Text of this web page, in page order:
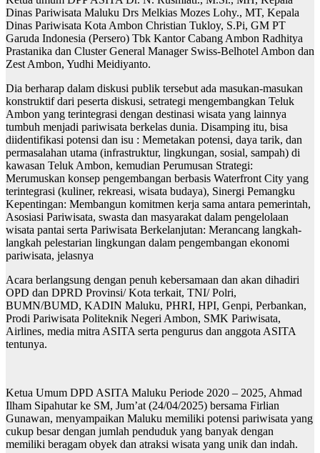
Dinas Pariwisata Maluku Drs Melkias Mozes Lohy., MT, Kepala
Dinas Pariwisata Kota Ambon Christian Tukloy, S.Pi, GM PT
Garuda Indonesia (Persero) Tbk Kantor Cabang Ambon Radhitya
Prastanika dan Cluster General Manager Swiss-Belhotel Ambon dan
Zest Ambon, Yudhi Meidiyanto.
Dia berharap dalam diskusi publik tersebut ada masukan-masukan
konstruktif dari peserta diskusi, setrategi mengembangkan Teluk
Ambon yang terintegrasi dengan destinasi wisata yang lainnya
tumbuh menjadi pariwisata berkelas dunia. Disamping itu, bisa
diidentifikasi potensi dan isu : Memetakan potensi, daya tarik, dan
permasalahan utama (infrastruktur, lingkungan, sosial, sampah) di
kawasan Teluk Ambon, kemudian Perumusan Strategi:
Merumuskan konsep pengembangan berbasis Waterfront City yang
terintegrasi (kuliner, rekreasi, wisata budaya), Sinergi Pemangku
Kepentingan: Membangun komitmen kerja sama antara pemerintah,
Asosiasi Pariwisata, swasta dan masyarakat dalam pengelolaan
wisata pantai serta Pariwisata Berkelanjutan: Merancang langkah-
langkah pelestarian lingkungan dalam pengembangan ekonomi
pariwisata, jelasnya
Acara berlangsung dengan penuh kebersamaan dan akan dihadiri
OPD dan DPRD Provinsi/ Kota terkait, TNI/ Polri,
BUMN/BUMD, KADIN Maluku, PHRI, HPI, Genpi, Perbankan,
Prodi Pariwisata Politeknik Negeri Ambon, SMK Pariwisata,
Airlines, media mitra ASITA serta pengurus dan anggota ASITA
tentunya.
Ketua Umum DPD ASITA Maluku Periode 2020 – 2025, Ahmad
Ilham Sipahutar ke SM, Jum’at (24/04/2025) bersama Firlian
Gunawan, menyampaikan Maluku memiliki potensi pariwisata yang
cukup besar dengan jumlah penduduk yang banyak dengan
memiliki beragam obyek dan atraksi wisata yang unik dan indah.